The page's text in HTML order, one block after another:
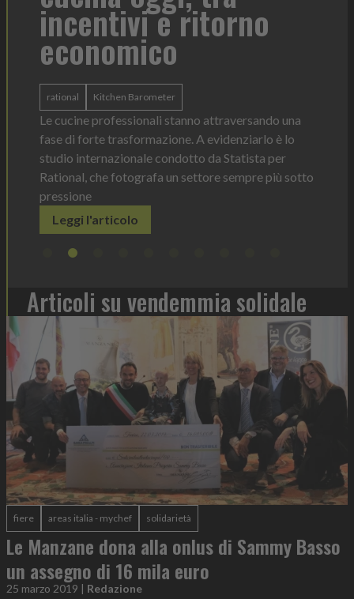
una
è lo
per
più sotto
Heinz Mayonnaise Heinz
La novità di quest'anno è la Chef Bottle 1L:
ergonomica, con perfetta visibilità sul contenuto e
dosaggio sempre sotto controllo
Leggi l'articolo
Articoli su vendemmia solidale
fiere areas italia - mychef solidarietà
Le Manzane dona alla onlus di Sammy Basso
un assegno di 16 mila euro
25 marzo 2019 | Redazione